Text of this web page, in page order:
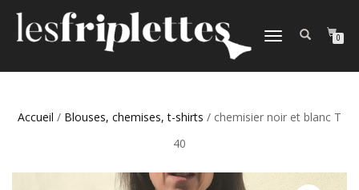
DÉPLIER
0
Accueil / Blouses, chemises, t-shirts / chemisier noir et blanc T
40